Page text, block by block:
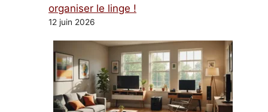
organiser le linge !
12 juin 2026